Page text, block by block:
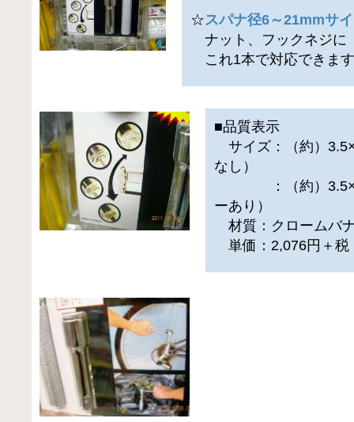
☆スパナ径6～21mmサ
ナット、フックネジに
これ1本で対応できま
■品質表示
サイズ：（約）
なし）
：（約）
ーあり）
材質：クロームバ
単価：2,076円＋税